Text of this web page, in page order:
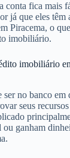
conta fica mais
já que eles têm
Piracema, o
imobiliário.
imobiliário
ser no banco
seus
ou ganham